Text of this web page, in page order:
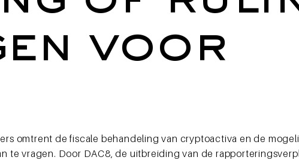
voor
omtrent de fiscale behandeling van cryptoactiva en de
te vragen. Door DAC8, de uitbreiding van de